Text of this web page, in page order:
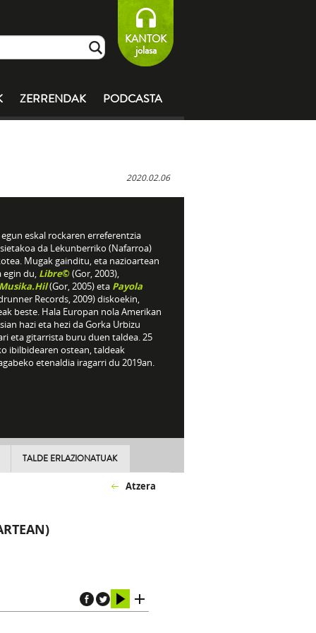
KANTOK
jolasa
ZERRENDAK PODCASTA
2020.02.06
eskal rockaren erreferentzia
da Lekunberriko (Nafarroa)
Mugak gainditu, eta nazioartean
egin du, Libre© (Gor, 2003),
(Gor, 2005) eta Payola
Records, 2009) diskoekin,
beste. Hala Europan nola Amerikan
hazi eta hezi da Gorka Urbizu
eta gitarrista buru duen taldea. 25
ibilbidearen ostean, taldeak
etenaldia iragarri du 2019an.
TALDE ERLAZIONATUAK
Atzera